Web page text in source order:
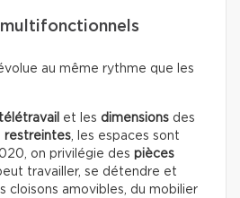
au même rythme que les
et les dimensions des
restreintes, les espaces sont
on privilégie des pièces
travailler, se détendre et
cloisons amovibles, du mobilier